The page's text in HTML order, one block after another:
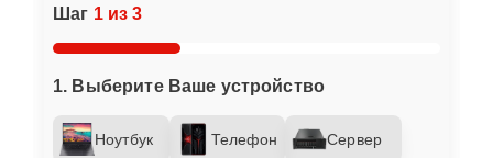
Шаг 1 из 3
1. Выберите Ваше устройство
Ноутбук Телефон Сервер